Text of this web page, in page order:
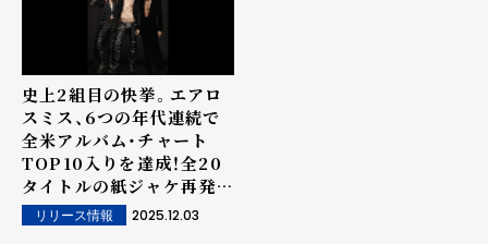
史上2組目の快挙。エアロ
スミス、6つの年代連続で
全米アルバム・チャート
TOP10入りを達成！全20
タイトルの紙ジャケ再発＆
大好評につき劇場上映の
再々追加も決定
リリース情報 2025.12.03